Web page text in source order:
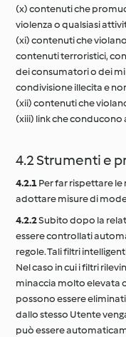
(x) contenuti che
violenza o qualsiasi
(xi) contenuti che
contenuti terroristici,
dei consumatori o dei
condivisione illecita e
(xii) contenuti che
(xiii) link che
4.2 Strumenti e
4.2.1Per far rispettare
adottare misure di
4.2.2Subito dopo la
essere controllati
regole. Tali filtri
Nel caso in cui i filtri
minaccia molto elevata
possono essere
dallo stesso Utente
può essere